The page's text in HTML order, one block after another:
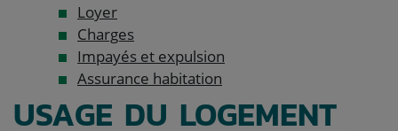
Loyer
Charges
Impayés et expulsion
Assurance habitation
USAGE DU LOGEMENT